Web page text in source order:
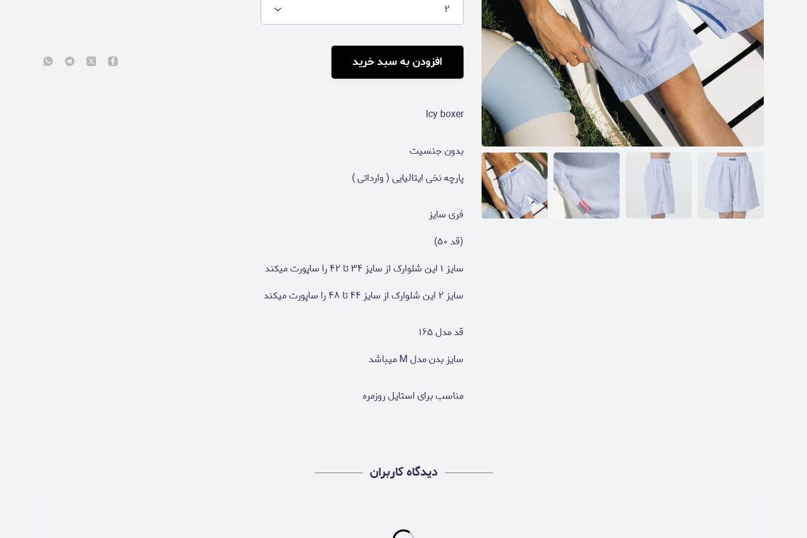
۲
افزودن به سبد خرید
Icy boxer
بدون جنسیت
پارچه نخی ایتالیایی ( وارداتی )
فری سایز
(قد ۵۰)
سایز ۱ این شلوارک از سایز ۳۴ تا ۴۲ را ساپورت میکند
سایز ۲ این شلوارک از سایز ۴۴ تا ۴۸ را ساپورت میکند
قد مدل ۱۶۵
سایز بدن مدل M میباشد
مناسب برای استایل روزمره
دیدگاه کاربران